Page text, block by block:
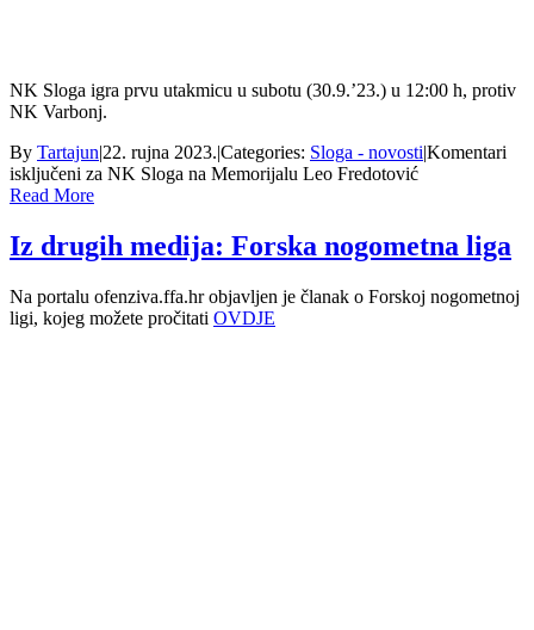
NK Sloga igra prvu utakmicu u subotu (30.9.’23.) u 12:00 h, protiv
NK Varbonj.
By Tartajun|22. rujna 2023.|Categories: Sloga - novosti|Komentari
isključeni za NK Sloga na Memorijalu Leo Fredotović
Read More
Iz drugih medija: Forska nogometna liga
Na portalu ofenziva.ffa.hr objavljen je članak o Forskoj nogometnoj
ligi, kojeg možete pročitati OVDJE